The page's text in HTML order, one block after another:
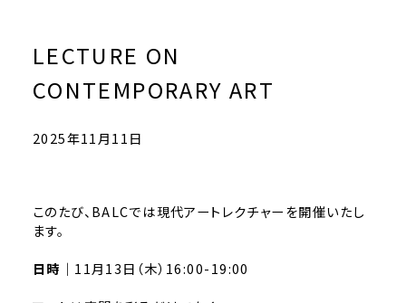
LECTURE ON
CONTEMPORARY ART
2025年11月11日
このたび、BALCでは現代アートレクチャーを開催いたし
ます。
日時｜ 11月13日（木）16:00-19:00